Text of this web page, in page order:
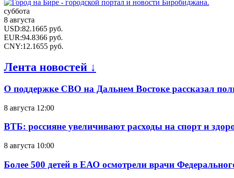
суббота
8 августа
USD:82.1665 руб.
EUR:94.8366 руб.
CNY:12.1655 руб.
Лента новостей ↓
О поддержке СВО на Дальнем Востоке рассказал
8 августа 12:00
ВТБ: россияне увеличивают расходы на спорт и
8 августа 10:00
Более 500 детей в ЕАО осмотрели врачи